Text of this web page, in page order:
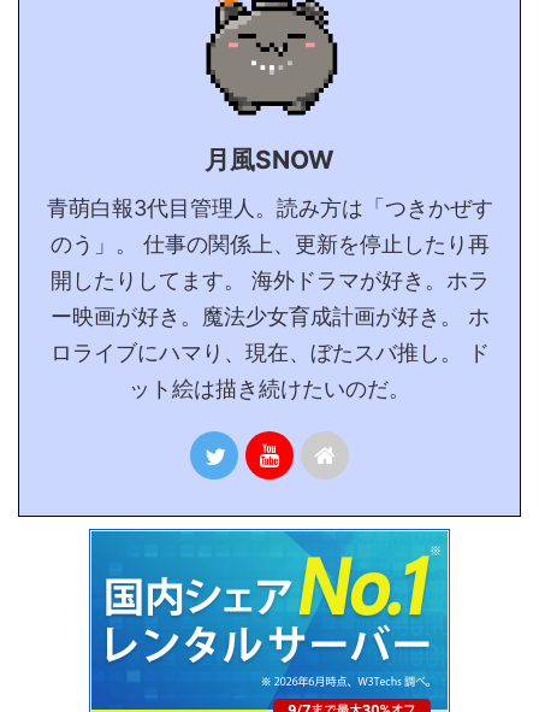
月風SNOW
青萌白報3代目管理人。読み方は「つきかぜす
のう」。 仕事の関係上、更新を停止したり再
開したりしてます。 海外ドラマが好き。ホラ
ー映画が好き。魔法少女育成計画が好き。 ホ
ロライブにハマり、現在、ぼたスバ推し。 ド
ット絵は描き続けたいのだ。